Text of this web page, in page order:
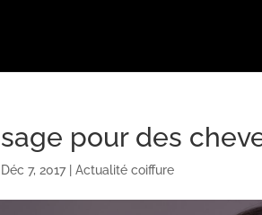
pour des
Déc 7, 2017|Actualité coiffure